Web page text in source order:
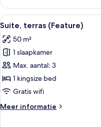
uitzicht
op
kanaal
Alle
foto's
voor
Suite,
terras
(Feature)
laden
6
Suite, terras (Feature)
50 m²
1 slaapkamer
Max. aantal: 3
1 kingsize bed
Gratis wifi
Meer informatie
Meer